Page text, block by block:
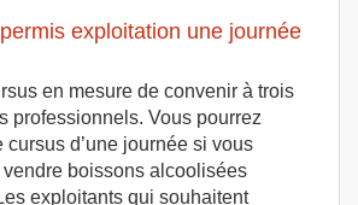
exploitation une journée
en mesure de convenir à trois
professionnels. Vous pourrez
cursus d’une journée si vous
boissons alcoolisées
exploitants qui souhaitent